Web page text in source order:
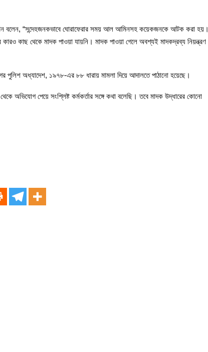
বলেন, “সন্দেহজনকভাবে ঘোরাফেরার সময় আল আমিনসহ কয়েকজনকে আটক করা হয়।
কাছ থেকে মাদক পাওয়া যায়নি। মাদক পাওয়া গেলে অবশ্যই মাদকদ্রব্য নিয়ন্ত্রণ
অধ্যাদেশ, ১৯৭৮-এর ৮৮ ধারায় মামলা দিয়ে আদালতে পাঠানো হয়েছে।
অভিযোগ পেয়ে সংশ্লিষ্ট কর্মকর্তার সঙ্গে কথা বলেছি। তবে মাদক উদ্ধারের কোনো